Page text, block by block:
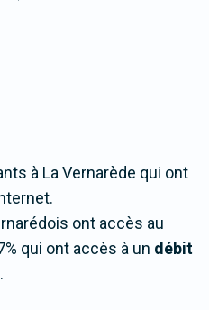
à La Vernarède qui ont
ont accès au
qui ont accès à un débit
.